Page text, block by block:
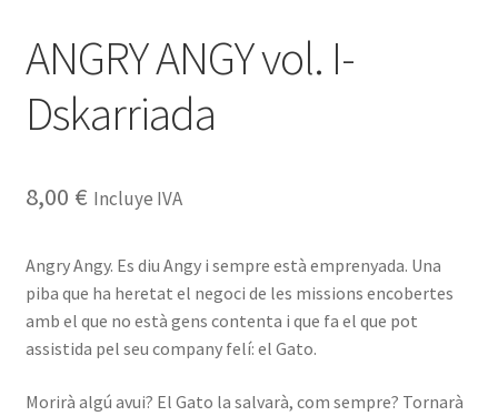
ANGRY ANGY vol. I-
Dskarriada
8,00 € Incluye IVA
Angry Angy. Es diu Angy i sempre està emprenyada. Una
piba que ha heretat el negoci de les missions encobertes
amb el que no està gens contenta i que fa el que pot
assistida pel seu company felí: el Gato.
Morirà algú avui? El Gato la salvarà, com sempre? Tornarà